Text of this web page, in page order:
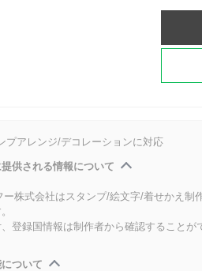
プアレンジ/デコレーションに対応
供される情報について
ー株式会社はスタンプ/絵文字/着せかえ制
登録国情報は制作者から確認すること
ついて